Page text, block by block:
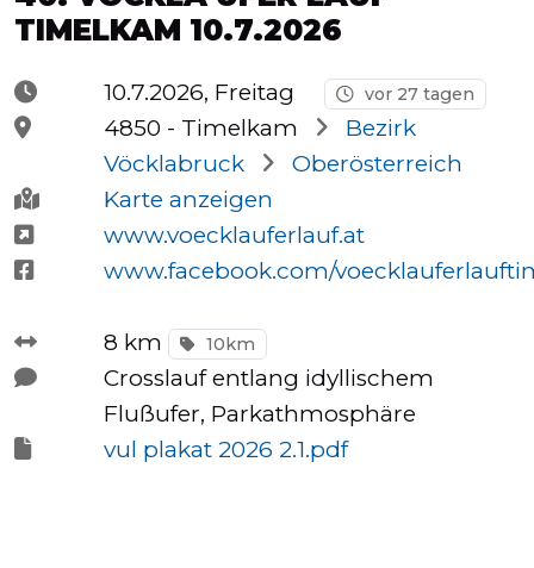
Wien
Virtuelle
Kinder
Tempo
Rechner
TIMELKAM 10.7.2026
10.7.2026, Freitag vor 27 tagen
4850 - Timelkam
Bezirk
Vöcklabruck
Oberösterreich
Karte anzeigen
www.voecklauferlauf.at
www.facebook.com/
8 km 10km
Crosslauf entlang idyllischem
Flußufer, Parkathmosphäre
vul plakat 2026 2.1.pdf